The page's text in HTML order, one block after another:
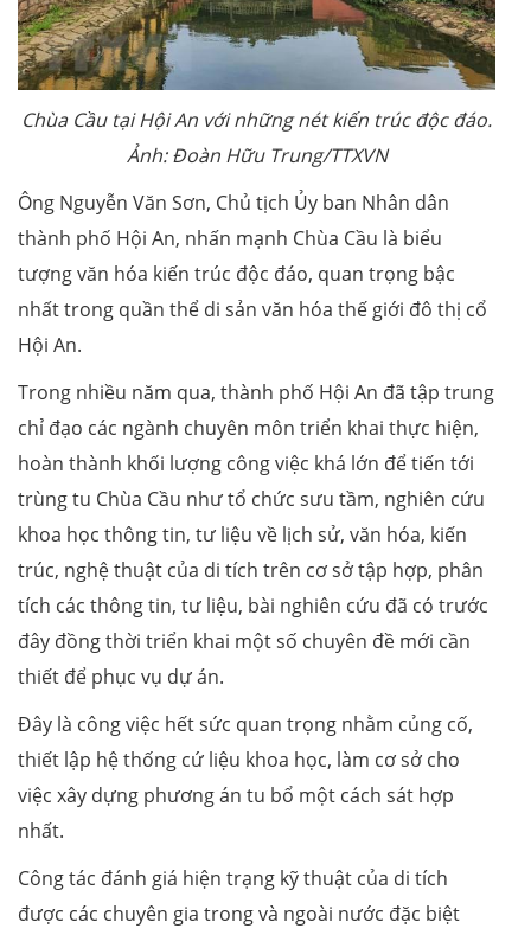
Chùa Cầu tại Hội An với những nét kiến trúc độc đáo.
Ảnh: Đoàn Hữu Trung/TTXVN
Ông Nguyễn Văn Sơn, Chủ tịch Ủy ban Nhân dân
thành phố Hội An, nhấn mạnh Chùa Cầu là biểu
tượng văn hóa kiến trúc độc đáo, quan trọng bậc
nhất trong quần thể di sản văn hóa thế giới đô thị cổ
Hội An.
Trong nhiều năm qua, thành phố Hội An đã tập trung
chỉ đạo các ngành chuyên môn triển khai thực hiện,
hoàn thành khối lượng công việc khá lớn để tiến tới
trùng tu Chùa Cầu như tổ chức sưu tầm, nghiên cứu
khoa học thông tin, tư liệu về lịch sử, văn hóa, kiến
trúc, nghệ thuật của di tích trên cơ sở tập hợp, phân
tích các thông tin, tư liệu, bài nghiên cứu đã có trước
đây đồng thời triển khai một số chuyên đề mới cần
thiết để phục vụ dự án.
Đây là công việc hết sức quan trọng nhằm củng cố,
thiết lập hệ thống cứ liệu khoa học, làm cơ sở cho
việc xây dựng phương án tu bổ một cách sát hợp
nhất.
Công tác đánh giá hiện trạng kỹ thuật của di tích
được các chuyên gia trong và ngoài nước đặc biệt